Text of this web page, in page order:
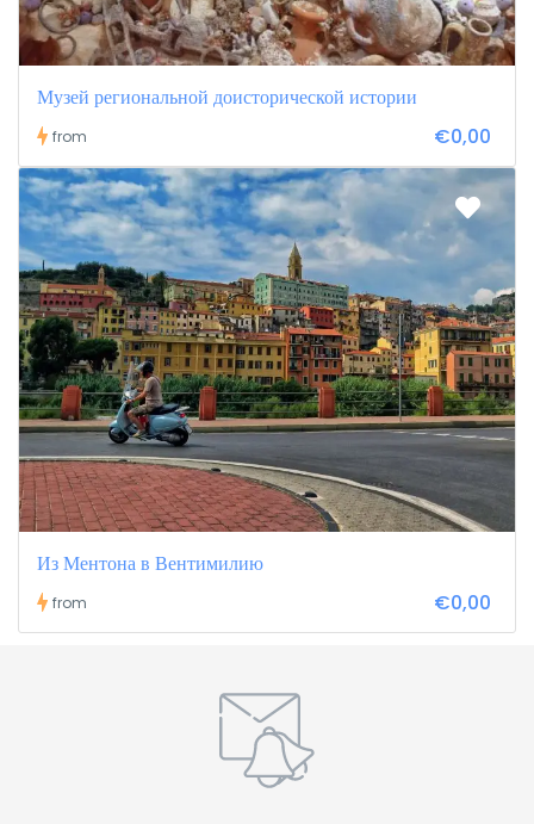
Музей региональной доисторической истории
from €0,00
Из Ментона в Вентимилию
from €0,00